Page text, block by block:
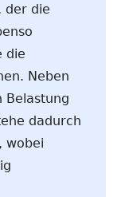
der die
die
Neben
Belastung
dadurch
wobei